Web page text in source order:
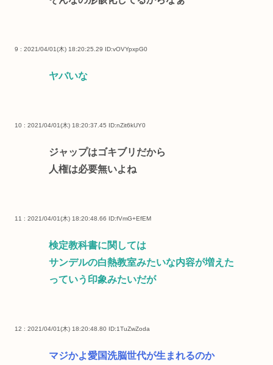
9 : 2021/04/01(木) 18:20:25.29 ID:vOVYpxpG0
ヤバいな
10 : 2021/04/01(木) 18:20:37.45 ID:nZit6kUY0
ジャップはゴキブリだから
人権は必要無いよね
11 : 2021/04/01(木) 18:20:48.66 ID:fVmG+EfEM
検定教科書に関しては
サンデルの白熱教室みたいな内容が増えた
っていう印象みたいだが
12 : 2021/04/01(木) 18:20:48.80 ID:1TuZwZoda
マジかよ愛国洗脳世代が生まれるのか